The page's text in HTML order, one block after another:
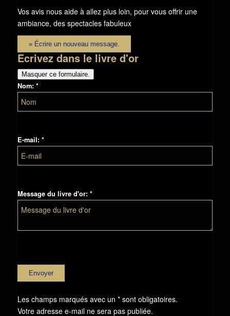
Vos avis nous aide à allez plus loin, pour vous offrir une
ambiance, des spectacles fabuleux
Ecrivez dans le livre d'or
Masquer ce formulaire.
Nom: *
E-mail: *
Message du livre d'or: *
Les champs marqués avec un * sont obligatoires.
Votre adresse e-mail ne sera pas publiée.